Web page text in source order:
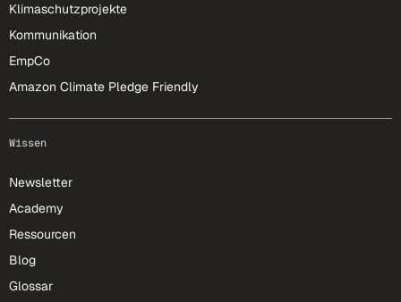
Klimaschutzprojekte
Kommunikation
EmpCo
Amazon Climate Pledge Friendly
Wissen
Newsletter
Academy
Ressourcen
Blog
Glossar